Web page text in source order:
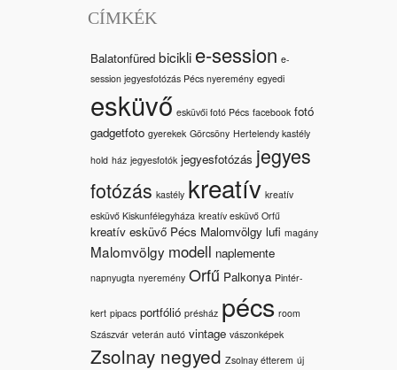
CÍMKÉK
Balatonfüred bicikli e-session e-
session jegyesfotózás Pécs nyeremény egyedi
esküvő esküvői fotó Pécs facebook fotó
gadgetfoto gyerekek Görcsöny Hertelendy kastély
hold ház jegyesfotók jegyesfotózás jegyes
fotózás kastély kreatív kreatív
esküvő Kiskunfélegyháza kreatív esküvő Orfű
kreatív esküvő Pécs Malomvölgy lufi magány
Malomvölgy modell naplemente
napnyugta nyeremény Orfű Palkonya Pintér-
kert pipacs portfólió présház pécs room
Szászvár veterán autó vintage vászonképek
Zsolnay negyed Zsolnay étterem új